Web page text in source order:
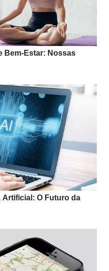
Bem-Estar: Nossas
O Futuro da